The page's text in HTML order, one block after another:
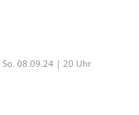
So. 08.09.24 | 20 Uhr